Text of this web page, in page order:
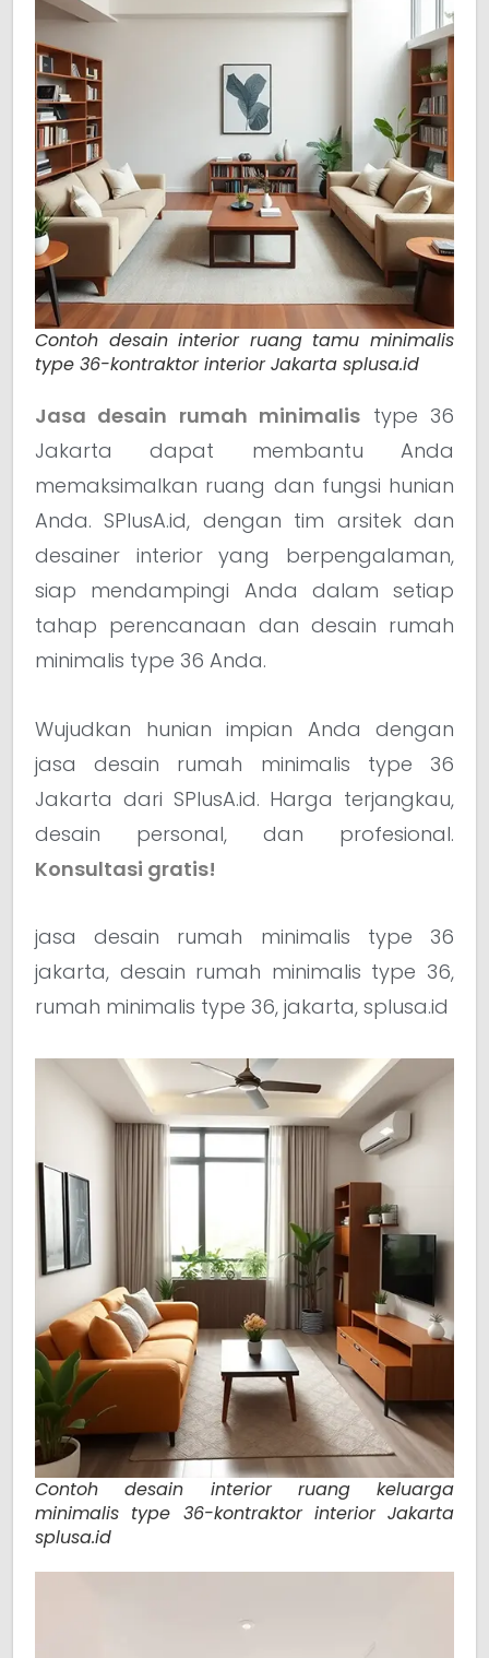
Contoh desain interior ruang tamu minimalis
type 36-kontraktor interior Jakarta splusa.id
Jasa desain rumah minimalis type 36
Jakarta dapat membantu Anda
memaksimalkan ruang dan fungsi hunian
Anda. SPlusA.id, dengan tim arsitek dan
desainer interior yang berpengalaman,
siap mendampingi Anda dalam setiap
tahap perencanaan dan desain rumah
minimalis type 36 Anda.
Wujudkan hunian impian Anda dengan
jasa desain rumah minimalis type 36
Jakarta dari SPlusA.id. Harga terjangkau,
desain personal, dan profesional.
Konsultasi gratis!
jasa desain rumah minimalis type 36
jakarta, desain rumah minimalis type 36,
rumah minimalis type 36, jakarta, splusa.id
Contoh desain interior ruang keluarga
minimalis type 36-kontraktor interior Jakarta
splusa.id